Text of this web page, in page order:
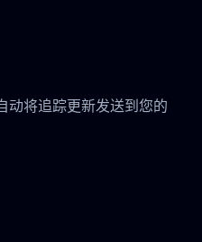
动将追踪更新发送到您的